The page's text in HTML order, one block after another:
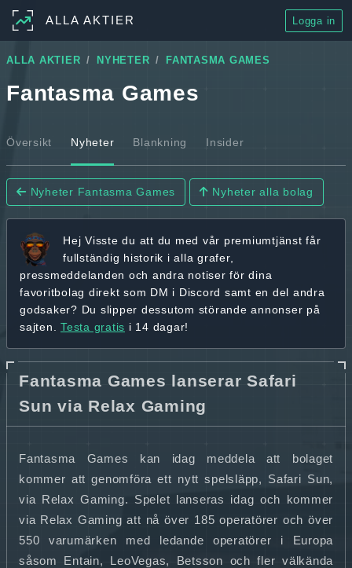
ALLA AKTIER Logga in
ALLA AKTIER NYHETER FANTASMA GAMES
Fantasma Games
Översikt Nyheter Blankning Insider
Nyheter Fantasma Games Nyheter alla bolag
Hej Visste du att du med vår premiumtjänst får
fullständig historik i alla grafer,
pressmeddelanden och andra notiser för dina
favoritbolag direkt som DM i Discord samt en del andra
godsaker? Du slipper dessutom störande annonser på
sajten. Testa gratis i 14 dagar!
Fantasma Games lanserar Safari
Sun via Relax Gaming
Fantasma Games kan idag meddela att bolaget
kommer att genomföra ett nytt spelsläpp, Safari Sun,
via Relax Gaming. Spelet lanseras idag och kommer
via Relax Gaming att nå över 185 operatörer och över
550 varumärken med ledande operatörer i Europa
såsom Entain, LeoVegas, Betsson och fler välkända